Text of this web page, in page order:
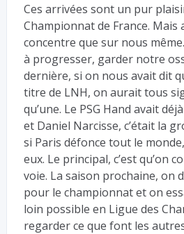
Ces arrivées sont un pur
Championnat de France. Mais
concentre que sur nous
à progresser, garder notre
dernière, si on nous avait dit
titre de LNH, on aurait tous
qu’une. Le PSG Hand avait
et Daniel Narcisse, c’était la
si Paris défonce tout le
eux. Le principal, c’est qu’on
voie. La saison prochaine, on
pour le championnat et on
loin possible en Ligue des
regarder ce que font les